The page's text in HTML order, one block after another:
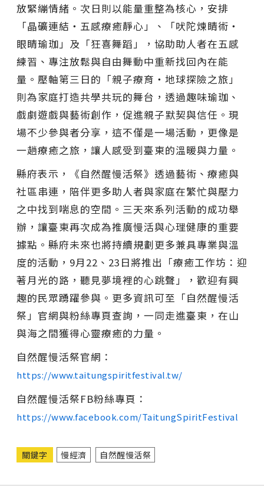
放緊繃情緒。次日則以能量重整為核心，安排
「晶礦連結・五感療癒靜心」、「吠陀煉睛術・
眼睛瑜珈」及「狂喜舞蹈」，協助助人者在五感
練習、專注放鬆與自由舞動中重新找回內在能
量。壓軸第三日的「親子療育・地球探險之旅」
則為家庭打造共學共玩的舞台，透過趣味瑜珈、
戲劇遊戲與藝術創作，促進親子默契與信任。現
場不少參與者分享，這不僅是一場活動，更像是
一趟療癒之旅，讓人感受到臺東的溫暖與力量。
縣府表示，《自然醒慢活祭》透過藝術、療癒與
社區串連，陪伴更多助人者與家庭在繁忙與壓力
之中找到喘息的空間。三天來系列活動的成功舉
辦，讓臺東再次成為推廣慢活與心理健康的重要
據點。縣府未來也將持續規劃更多兼具專業與溫
度的活動，9月22、23日將推出「療癒工作坊：迎
著月光的路，聽見夢境裡的心跳聲」，歡迎有興
趣的民眾踴躍參與。更多資訊可至「自然醒慢活
祭」官網與粉絲專頁查詢，一同走進臺東，在山
與海之間獲得心靈療癒的力量。
自然醒慢活祭官網：
https://www.taitungspiritfestival.tw/
自然醒慢活祭FB粉絲專頁：
https://www.facebook.com/TaitungSpiritFestival
關鍵字 慢經濟 自然醒慢活祭